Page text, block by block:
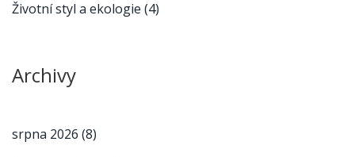
Životní styl a ekologie (4)
Archivy
srpna 2026 (8)